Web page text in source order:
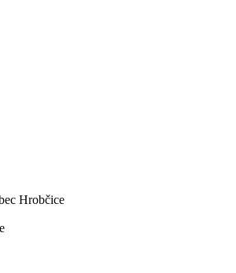
Hrobčice